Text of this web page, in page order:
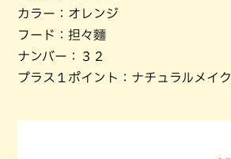
カラー：オレンジ
フード：担々麵
ナンバー：３２
プラス１ポイント：ナチュラルメイク